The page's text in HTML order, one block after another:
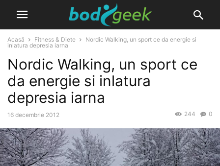
Acasă Fitness & Diete
Nordic Walking, un sport ce da energie si
inlatura depresia iarna
Nordic Walking, un sport ce
da energie si inlatura
depresia iarna
16 decembrie 2012 0
244